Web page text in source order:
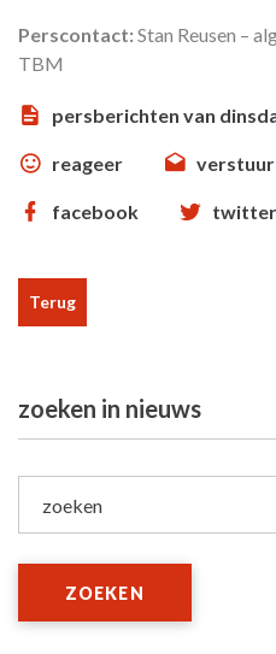
Perscontact: Stan Reusen –
TBM
persberichten van
reageer verstuur
facebook twitter
Terug
zoeken in nieuws
zoeken
ZOEKEN